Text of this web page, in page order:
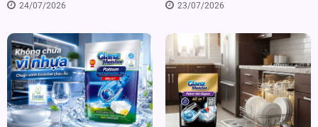
ChefZone
24/07/2026
sạch bóng
23/07/2026